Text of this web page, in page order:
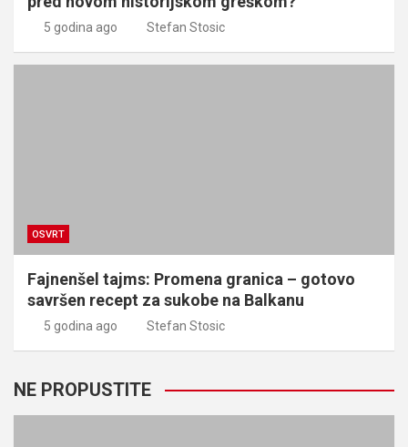
5 godina ago Stefan Stosic
OSVRT
Fajnenšel tajms: Promena granica – gotovo
savršen recept za sukobe na Balkanu
5 godina ago Stefan Stosic
NE PROPUSTITE